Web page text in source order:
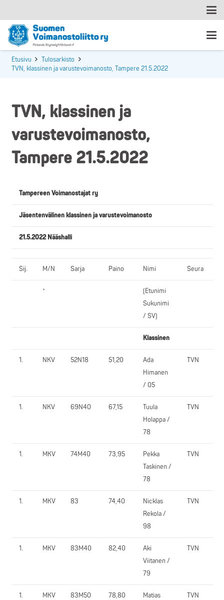
Etusivu
Tulosarkisto
TVN, klassinen ja varustevoimanosto, Tampere 21.5.2022
TVN, klassinen ja
varustevoimanosto,
Tampere 21.5.2022
Tampereen Voimanostajat ry
Jäsentenvälinen klassinen ja varustevoimanosto
21.5.2022 Nääshalli
Sij. M/N Sarja Paino Nimi Seura
*
(Etunimi
Sukunimi
/ SV)
Klassinen
1. NKV 52N18 51,20
Ada
Himanen
/ 05
TVN
1. NKV 69N40 67,15
Tuula
Holappa /
78
TVN
1. MKV 74M40 73,95
Pekka
Taskinen /
78
TVN
1. MKV 83 74,40
Nicklas
Rekola /
98
TVN
1. MKV 83M40 82,40
Aki
Viitanen /
79
TVN
1. MKV 83M50 78,80
Matias
TVN